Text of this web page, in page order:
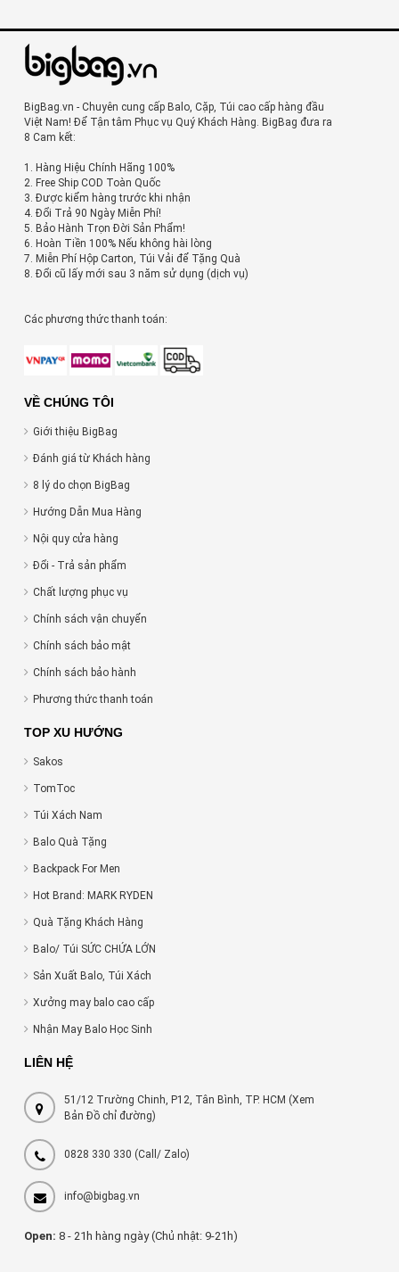
BigBag.vn - Chuyên cung cấp Balo, Cặp, Túi cao cấp hàng đầu
Việt Nam! Để Tận tâm Phục vụ Quý Khách Hàng. BigBag đưa ra
8 Cam kết:
1. Hàng Hiệu Chính Hãng 100%
2. Free Ship COD Toàn Quốc
3. Được kiểm hàng trước khi nhận
4. Đổi Trả 90 Ngày Miễn Phí!
5. Bảo Hành Trọn Đời Sản Phẩm!
6. Hoàn Tiền 100% Nếu không hài lòng
7. Miễn Phí Hộp Carton, Túi Vải để Tặng Quà
8. Đổi cũ lấy mới sau 3 năm sử dụng (dịch vụ)
Các phương thức thanh toán:
VỀ CHÚNG TÔI
Giới thiệu BigBag
Đánh giá từ Khách hàng
8 lý do chọn BigBag
Hướng Dẫn Mua Hàng
Nội quy cửa hàng
Đổi - Trả sản phẩm
Chất lượng phục vụ
Chính sách vận chuyển
Chính sách bảo mật
Chính sách bảo hành
Phương thức thanh toán
TOP XU HƯỚNG
Sakos
TomToc
Túi Xách Nam
Balo Quà Tặng
Backpack For Men
Hot Brand: MARK RYDEN
Quà Tặng Khách Hàng
Balo/ Túi SỨC CHỨA LỚN
Sản Xuất Balo, Túi Xách
Xưởng may balo cao cấp
Nhận May Balo Học Sinh
LIÊN HỆ
51/12 Trường Chinh, P12, Tân Bình, TP. HCM (Xem
Bản Đồ chỉ đường)
0828 330 330 (Call/ Zalo)
info@bigbag.vn
Open: 8 - 21h hàng ngày (Chủ nhật: 9-21h)